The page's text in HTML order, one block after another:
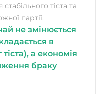
тіста та
партії.
не змінюється
в
тіста), а економія
браку